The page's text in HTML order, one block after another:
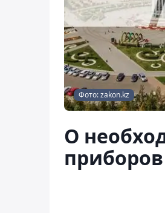
Фото: zakon.kz
О